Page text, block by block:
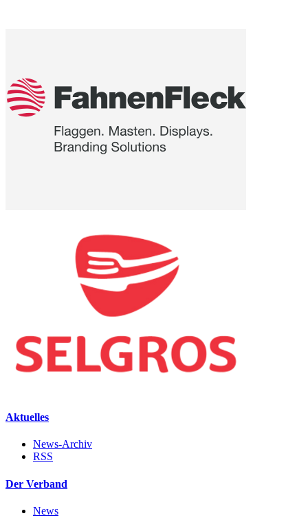
Aktuelles
News-Archiv
RSS
Der Verband
News